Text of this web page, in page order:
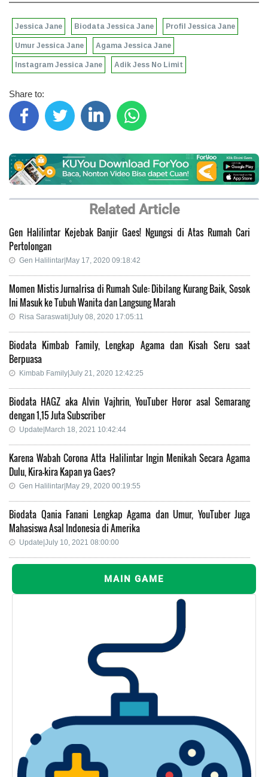
Jessica Jane Biodata Jessica Jane Profil Jessica Jane
Umur Jessica Jane Agama Jessica Jane
Instagram Jessica Jane Adik Jess No Limit
Share to:
Related Article
Gen Halilintar Kejebak Banjir Gaes! Ngungsi di Atas Rumah Cari
Pertolongan
Gen Halilintar|May 17, 2020 09:18:42
Momen Mistis Jurnalrisa di Rumah Sule: Dibilang Kurang Baik, Sosok
Ini Masuk ke Tubuh Wanita dan Langsung Marah
Risa Saraswati|July 08, 2020 17:05:11
Biodata Kimbab Family, Lengkap Agama dan Kisah Seru saat
Berpuasa
Kimbab Family|July 21, 2020 12:42:25
Biodata HAGZ aka Alvin Vajhrin, YouTuber Horor asal Semarang
dengan 1,15 Juta Subscriber
Update|March 18, 2021 10:42:44
Karena Wabah Corona Atta Halilintar Ingin Menikah Secara Agama
Dulu, Kira-kira Kapan ya Gaes?
Gen Halilintar|May 29, 2020 00:19:55
Biodata Qania Fanani Lengkap Agama dan Umur, YouTuber Juga
Mahasiswa Asal Indonesia di Amerika
Update|July 10, 2021 08:00:00
MAIN GAME